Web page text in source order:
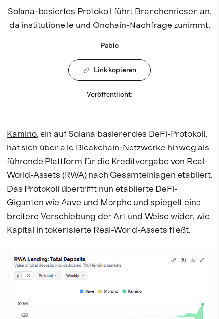
Solana-basiertes Protokoll führt Branchenriesen an,
da institutionelle und Onchain-Nachfrage zunimmt.
Pablo
Link kopieren
Veröffentlicht:
Kamino, ein auf Solana basierendes DeFi-Protokoll,
hat sich über alle Blockchain-Netzwerke hinweg als
führende Plattform für die Kreditvergabe von Real-
World-Assets (RWA) nach Gesamteinlagen etabliert.
Das Protokoll übertrifft nun etablierte DeFi-
Giganten wieAave und Morpho und spiegelt eine
breitere Verschiebung der Art und Weise wider, wie
Kapital in tokenisierte Real-World-Assets fließt.